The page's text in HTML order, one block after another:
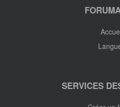
SERVICES